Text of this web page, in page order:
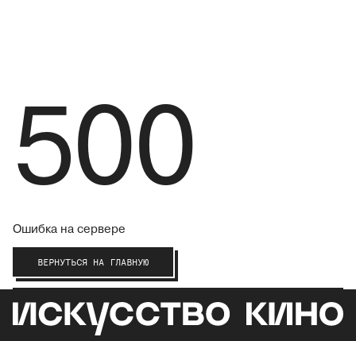
500
Ошибка на сервере
ВЕРНУТЬСЯ НА ГЛАВНУЮ